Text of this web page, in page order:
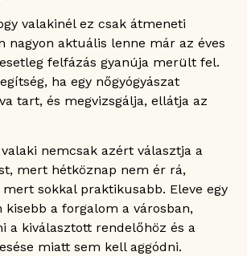
a hétvégi nőgyógyászati
nőgyógyászati leletek
ciklus adatai
labor- vagy ultrahang eredmények
magánrendelés hétvégén: az
a Haller Medicalnál!
hétvégén? A Haller Medical jó
a nőgyógyászati magánrendelés
Medicalnál?
valakinél ez csak átmeneti
nagyon aktuális lenne már az éves
felfázás gyanúja merült fel.
ha egy nőgyógyászat
tart, és megvizsgálja, ellátja az
nemcsak azért választja a
mert hétköznap nem ér rá,
sokkal praktikusabb. Eleve egy
kisebb a forgalom a városban,
a kiválasztott rendelőhöz és a
miatt sem kell aggódni.